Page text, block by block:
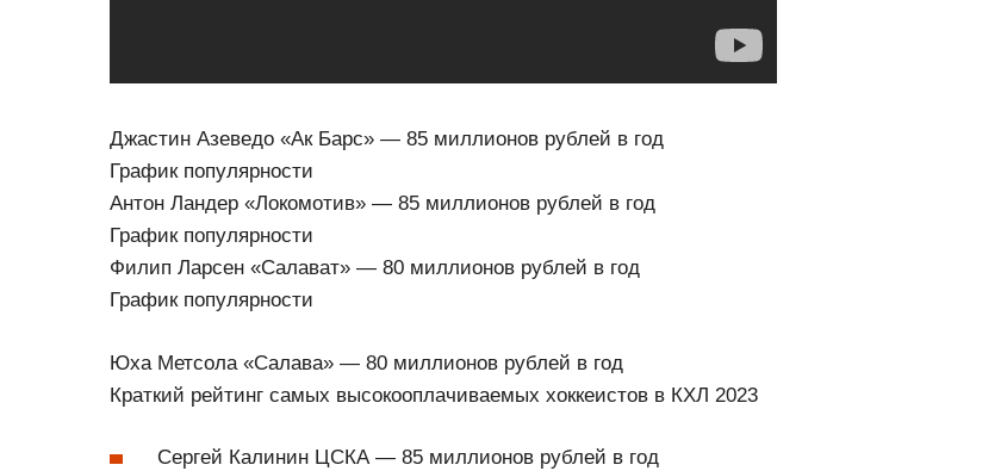
Джастин Азеведо «Ак Барс» — 85 миллионов рублей в год
График популярности
Антон Ландер «Локомотив» — 85 миллионов рублей в год
График популярности
Филип Ларсен «Салават» — 80 миллионов рублей в год
График популярности
Юха Метсола «Салава» — 80 миллионов рублей в год
Краткий рейтинг самых высокооплачиваемых хоккеистов в КХЛ 2023
Сергей Калинин ЦСКА — 85 миллионов рублей в год